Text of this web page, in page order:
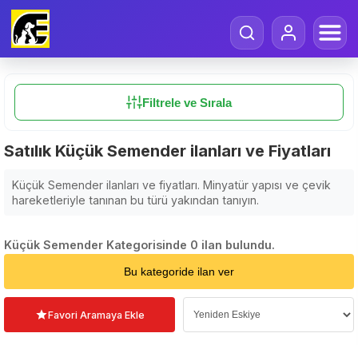
Filtrele ve Sırala
Satılık Küçük Semender ilanları ve Fiyatları
Küçük Semender ilanları ve fiyatları. Minyatür yapısı ve çevik
hareketleriyle tanınan bu türü yakından tanıyın.
Küçük Semender Kategorisinde 0 ilan bulundu.
Bu kategoride ilan ver
Favori Aramaya Ekle